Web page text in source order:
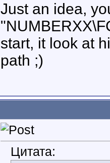
Just an idea,
start, it look at
path ;)
Цитата: